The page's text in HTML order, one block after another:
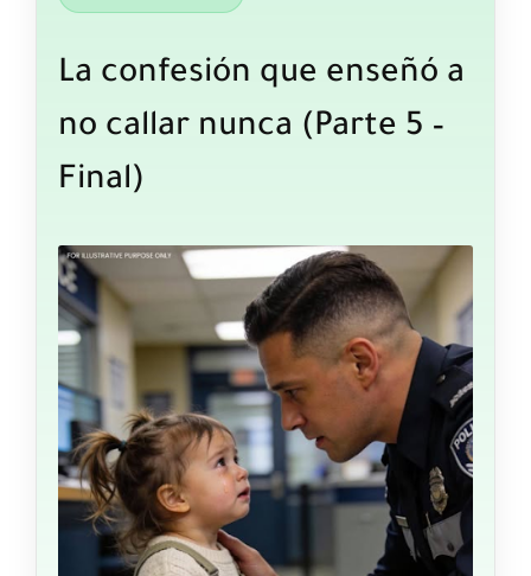
La confesión que enseñó a
no callar nunca (Parte 5 –
Final)